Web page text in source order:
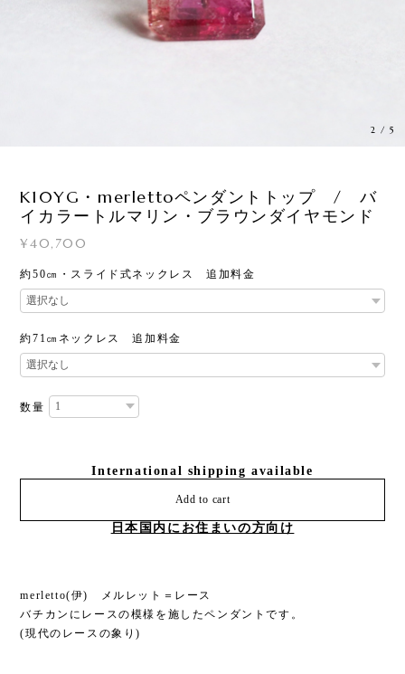
3 /5
K10YG・merlettoペンダントトップ / バ
イカラートルマリン・ブラウンダイヤモンド
¥40,700
約50㎝・スライド式ネックレス 追加料金
約71㎝ネックレス 追加料金
数量
International shipping available
Add to cart
日本国内にお住まいの方向け
merletto(伊) メルレット＝レース
バチカンにレースの模様を施したペンダントです。
(現代のレースの象り)